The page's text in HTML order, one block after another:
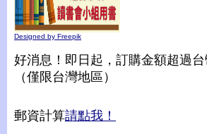
Designed by Freepik
好消息！即日起，訂購金額超過台
（僅限台灣地區）
郵資計算請點我！